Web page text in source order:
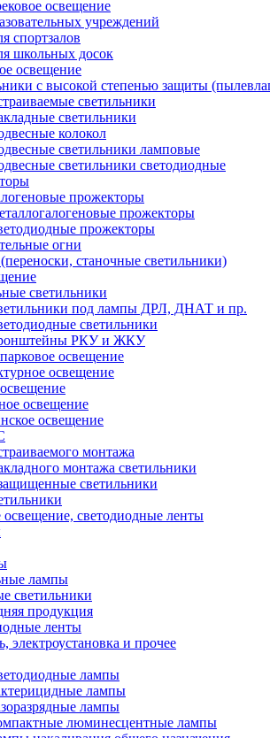
освещение
учреждений
спортзалов
школьных досок
освещение
с высокой степенью защиты
светильники
светильники
колокол
светильники ламповые
светильники светодиодные
прожекторы
прожекторы
прожекторы
огни
станочные светильники)
светильники
под лампы ДРЛ, ДНАТ и пр.
светильники
РКУ и ЖКУ
освещение
освещение
освещение
освещение
монтажа
монтажа светильники
светильники
освещение, светодиодные ленты
лампы
светильники
продукция
ленты
электроустановка и прочее
лампы
лампы
лампы
люминесцентные лампы